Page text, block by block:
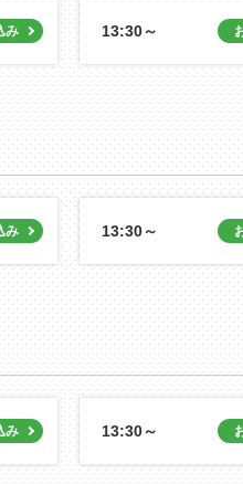
13:30～
13:30～
13:30～